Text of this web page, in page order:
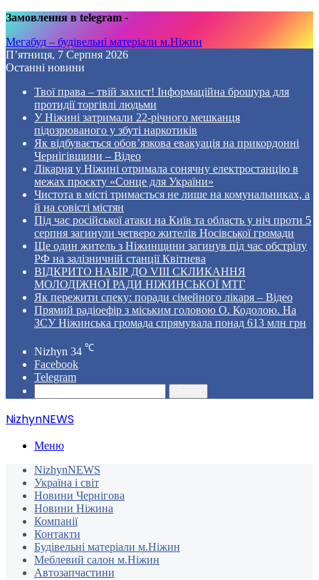
Замовлення в telegram -
Мегабуд – будівельні матеріали м.Ніжин
П’ятниця, 7 Серпня 2026
Останні новини
Твої права – твій захист! Інформаційна брошура для
протидії торгівлі людьми
У Ніжині затримали 22-річного мешканця
підозрюваного у збуті наркотиків
Як відбувається обов’язкова евакуація на прикордонні
Чернігівщини – Відео
Лікарня у Ніжині отримала сонячну електростанцію в
межах проєкту «Сонце для України»
Чистота в місті тримається не лише на комунальниках, а
й на совісті містян
Під час російської атаки на Київ та область у ніч проти 5
серпня загинули четверо жителів Носівської громади
Ще один житель з Ніжинщини загинув під час обстрілу
РФ на залізничній станції Квітнева
ВІДКРИТО НАБІР ДО VIII СКЛИКАННЯ
МОЛОДІЖНОЇ РАДИ НІЖИНСЬКОЇ МТГ
Як пережити спеку: поради сімейного лікаря – Відео
Прямий радіоефір з міським головою О. Кодолою. На
ЗСУ Ніжинська громада спрямувала понад 613 млн грн
Nizhyn 34 ℃
Facebook
Telegram
NizhynNEWS
Меню
NizhynNEWS
Україна і світ
Новини Чернігова
Новини Ніжина
Компанії
Контакти
Будівельні матеріали м.Ніжин
Меблевий салон м.Ніжин
Автозапчастини